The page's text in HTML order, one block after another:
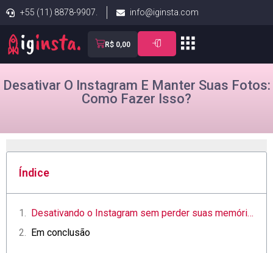
+55 (11) 8878-9907. info@iginsta.com
R$ 0,00
Desativar O Instagram E Manter Suas Fotos:
Como Fazer Isso?
Índice
Desativando o Instagram ⁤sem perder suas memórias fotográficas
Em conclusão